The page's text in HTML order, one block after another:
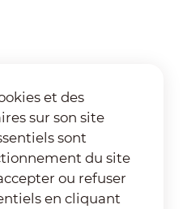
et des
sur son site
sont
du site
ou refuser
en cliquant